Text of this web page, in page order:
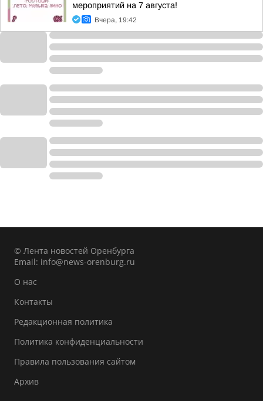
мероприятий на 7 августа!
Вчера, 19:42
© Лента новостей Оренбурга
Email: info@news-orenburg.ru
О нас
Контакты
Редакционная политика
Политика конфиденциальности
Правила пользования сайтом
Архив